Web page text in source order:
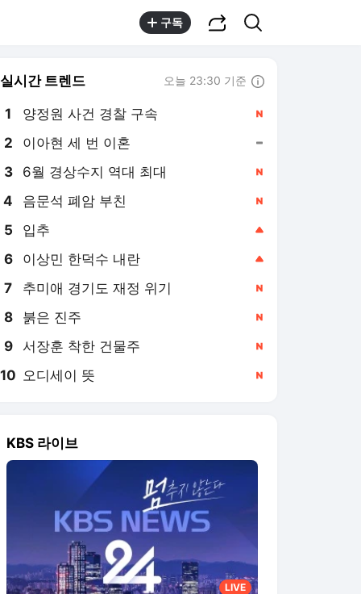
구독
실시간 트렌드 오늘 23:30 기준
1 양정원 사건 경찰 구속
2 이아현 세 번 이혼
3 6월 경상수지 역대 최대
4 음문석 폐암 부친
5 입추
6 이상민 한덕수 내란
7 추미애 경기도 재정 위기
8 붉은 진주
9 서장훈 착한 건물주
10 오디세이 뜻
KBS 라이브
LIVE